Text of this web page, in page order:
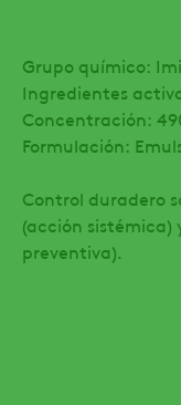
Grupo químico:
Ingredientes
Concentración:
Formulación:
Control duradero
(acción sistémica)
preventiva).